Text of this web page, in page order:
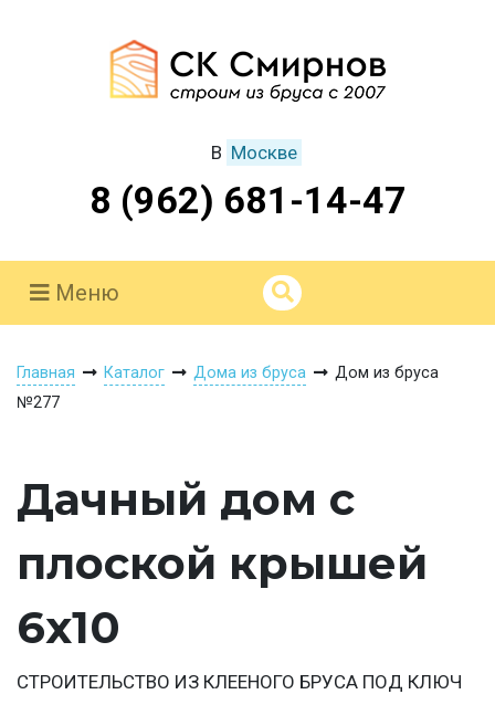
В Москве
8 (962) 681-14-47
Меню
Главная Каталог Дома из бруса
Дом из бруса
№277
Дачный дом с
плоской крышей
6х10
СТРОИТЕЛЬСТВО ИЗ КЛЕЕНОГО БРУСА ПОД КЛЮЧ